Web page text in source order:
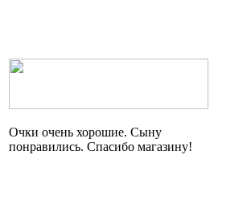
Очки очень хорошие. Сыну
понравились. Спасибо магазину!